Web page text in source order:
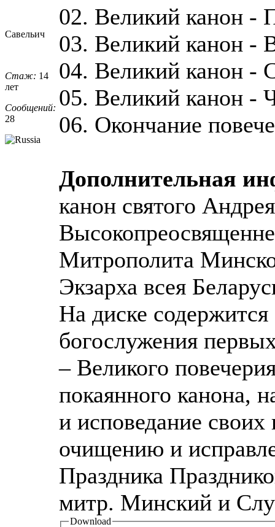
Савельич
Стаж: 14
лет
Сообщений:
28
02. Великий канон -
03. Великий канон -
04. Великий канон -
05. Великий канон -
06. Окончание
Дополнительная
канон святого
Митрополита
Экзарха всея
На диске
богослужения
– Великого
покаянного канона,
и исповедание
очищению и
Праздника
митр. Минский и
Download